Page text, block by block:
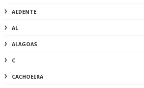
AIDENTE
AL
ALAGOAS
C
CACHOEIRA